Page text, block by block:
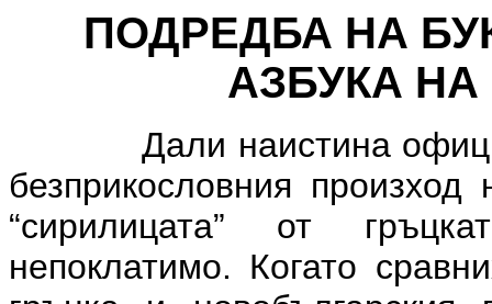
ПОДРЕДБА НА
АЗБУКА
Дали наистина
безприкословния
“сирилицата” от
непоклатимо. Когато